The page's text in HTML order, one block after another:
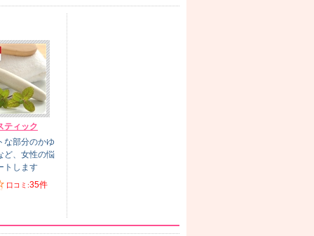
ティック
な部分のかゆ
ど、女性の悩
トします
口コミ:35件